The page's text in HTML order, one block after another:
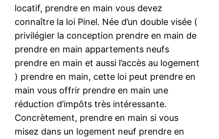
locatif, prendre en main vous devez
connaître la loi Pinel. Née d’un double visée (
privilégier la conception prendre en main de
prendre en main appartements neufs
prendre en main et aussi l’accès au logement
) prendre en main, cette loi peut prendre en
main vous offrir prendre en main une
réduction d’impôts très intéressante.
Concrètement, prendre en main si vous
misez dans un logement neuf prendre en